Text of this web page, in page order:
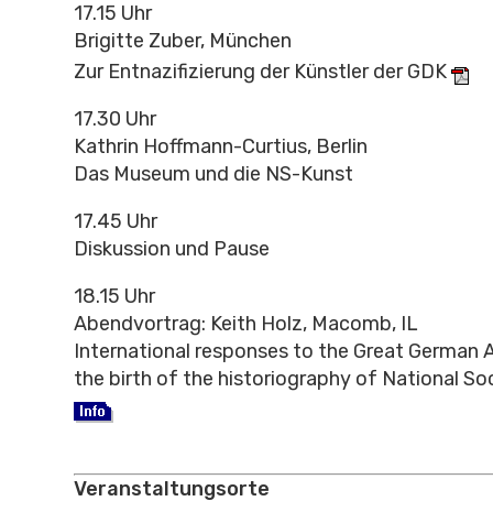
17.15 Uhr
Brigitte Zuber, München
Zur Entnazifizierung der Künstler der GDK
17.30 Uhr
Kathrin Hoffmann-Curtius, Berlin
Das Museum und die NS-Kunst
17.45 Uhr
Diskussion und Pause
18.15 Uhr
Abendvortrag: Keith Holz, Macomb, IL
International responses to the Great German
the birth of the historiography of National
Veranstaltungsorte